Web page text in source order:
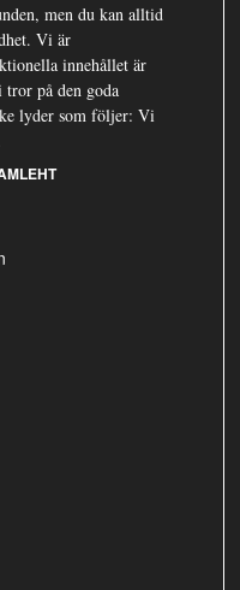
men du kan alltid
Vi är
innehållet är
på den goda
lyder som följer: Vi